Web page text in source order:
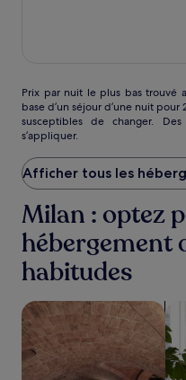
Prix
par
nuit
le
plus
bas
trouvé
au
cours
des
24 dernières
heures
la
base
d’un
séjour
d’une
Prix par nuit le plus bas trouvé
base d’un séjour d’une nuit
susceptibles de changer.
s’appliquer.
Afficher tous les
Milan : optez
hébergement
habitudes
Rechercher des